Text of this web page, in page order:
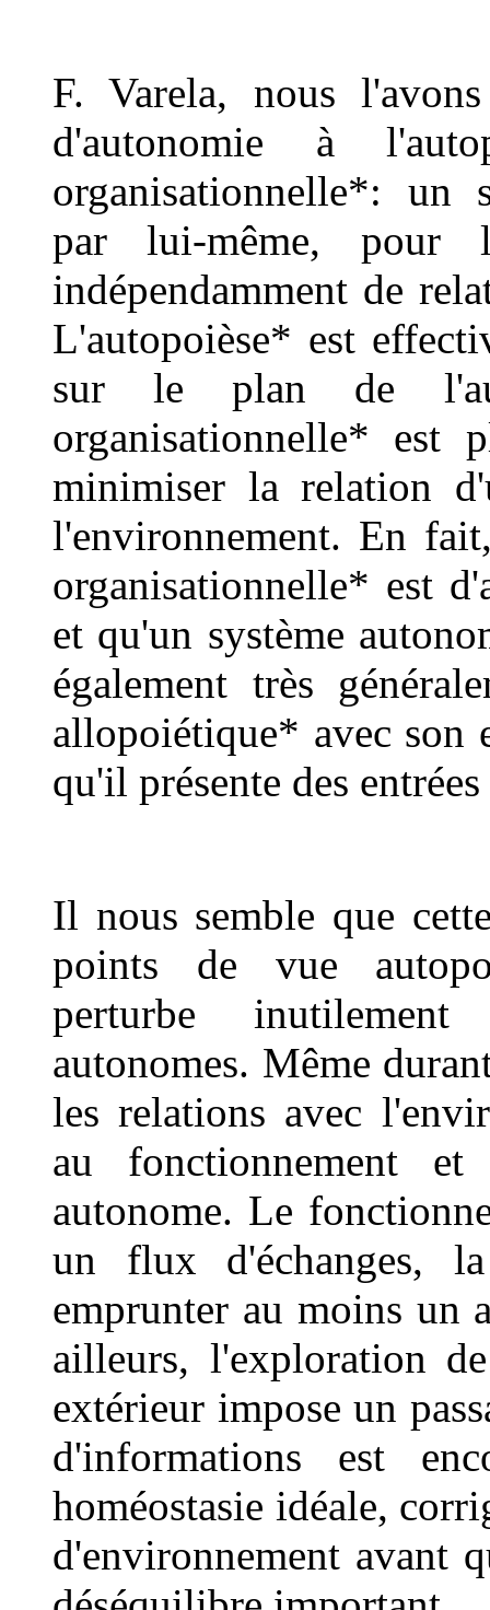
F. Varela, nous
d'autonomie à
organisationnelle*: un
par lui-même, pour
indépendamment de
L'autopoièse* est
sur le plan de
organisationnelle* est
minimiser la relation
l'environnement. En
organisationnelle* est
et qu'un système
également très
allopoiétique* avec son
qu'il présente des
Il nous semble que
points de vue
perturbe
autonomes. Même
les relations avec
au fonctionnement
autonome. Le
un flux d'échanges,
emprunter au moins un
ailleurs, l'exploration
extérieur impose un
d'informations est
homéostasie idéale,
d'environnement avant